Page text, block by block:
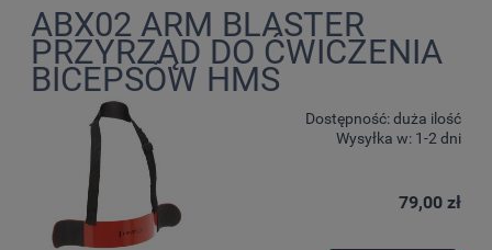
ABX02 ARM BLASTER
PRZYRZĄD DO ĆWICZENIA
BICEPSÓW HMS
Dostępność:duża ilość
Wysyłka w: 1-2 dni
79,00 zł